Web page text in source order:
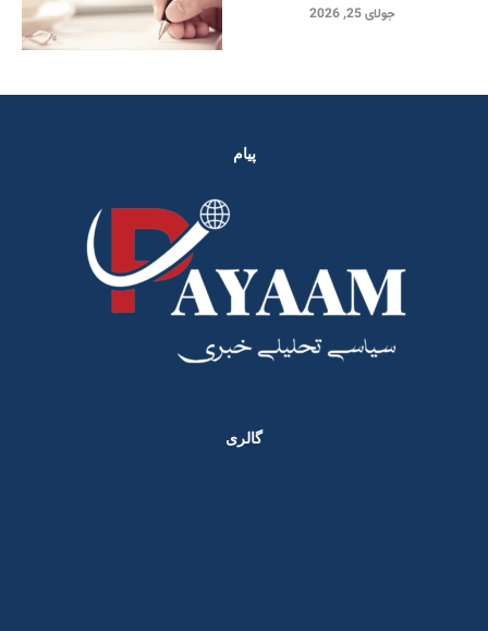
جولای 25, 2026
پیام
گالری